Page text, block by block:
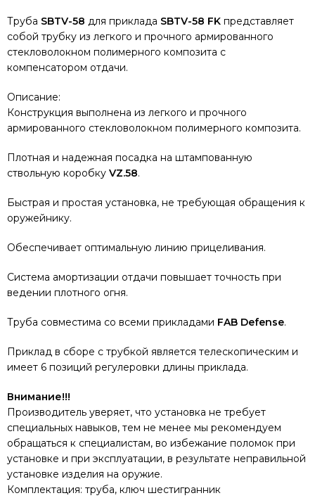
Труба SBTV-58 для приклада SBTV-58 FK представляет
собой трубку из легкого и прочного армированного
стекловолокном полимерного композита с
компенсатором отдачи.
Описание:
Конструкция выполнена из легкого и прочного
армированного стекловолокном полимерного композита.
Плотная и надежная посадка на штампованную
ствольную коробку VZ.58.
Быстрая и простая установка, не требующая обращения к
оружейнику.
Обеспечивает оптимальную линию прицеливания.
Система амортизации отдачи повышает точность при
ведении плотного огня.
Труба совместима со всеми прикладами FAB Defense.
Приклад в сборе с трубкой является телескопическим и
имеет 6 позиций регулеровки длины приклада.
Внимание!!!
Производитель уверяет, что установка не требует
специальных навыков, тем не менее мы рекомендуем
обращаться к специалистам, во избежание поломок при
установке и при эксплуатации, в результате неправильной
установке изделия на оружие.
Комплектация: труба, ключ шестигранник